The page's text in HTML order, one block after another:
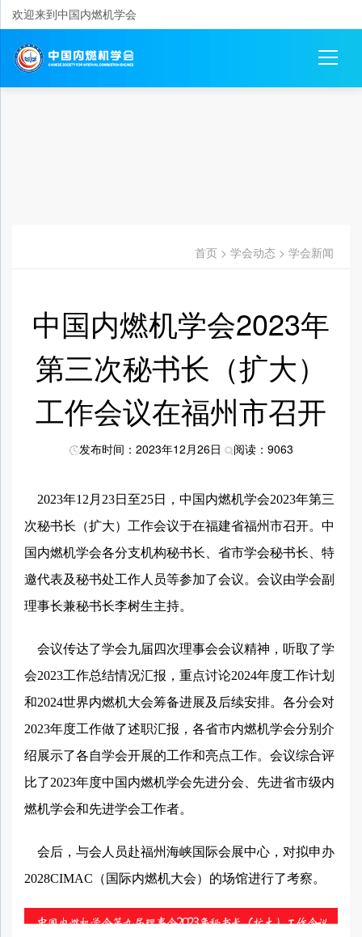
欢迎来到中国内燃机学会
首页 > 学会动态 > 学会新闻
中国内燃机学会2023年
第三次秘书长（扩大）
工作会议在福州市召开
发布时间：2023年12月26日 阅读：9063
2023年12月23日至25日，中国内燃机学会2023年第三
次秘书长（扩大）工作会议于在福建省福州市召开。中
国内燃机学会各分支机构秘书长、省市学会秘书长、特
邀代表及秘书处工作人员等参加了会议。会议由学会副
理事长兼秘书长李树生主持。
会议传达了学会九届四次理事会会议精神，听取了学
会2023工作总结情况汇报，重点讨论2024年度工作计划
和2024世界内燃机大会筹备进展及后续安排。各分会对
2023年度工作做了述职汇报，各省市内燃机学会分别介
绍展示了各自学会开展的工作和亮点工作。会议综合评
比了2023年度中国内燃机学会先进分会、先进省市级内
燃机学会和先进学会工作者。
会后，与会人员赴福州海峡国际会展中心，对拟申办
2028CIMAC（国际内燃机大会）的场馆进行了考察。